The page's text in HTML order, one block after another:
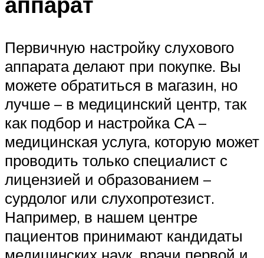
Первичную настройку слухового
аппарата делают при покупке. Вы
можете обратиться в магазин, но
лучше – в медицинский центр, так
как подбор и настройка СА –
медицинская услуга, которую может
проводить только специалист с
лицензией и образованием –
сурдолог или слухопротезист.
Например, в нашем центре
пациентов принимают кандидаты